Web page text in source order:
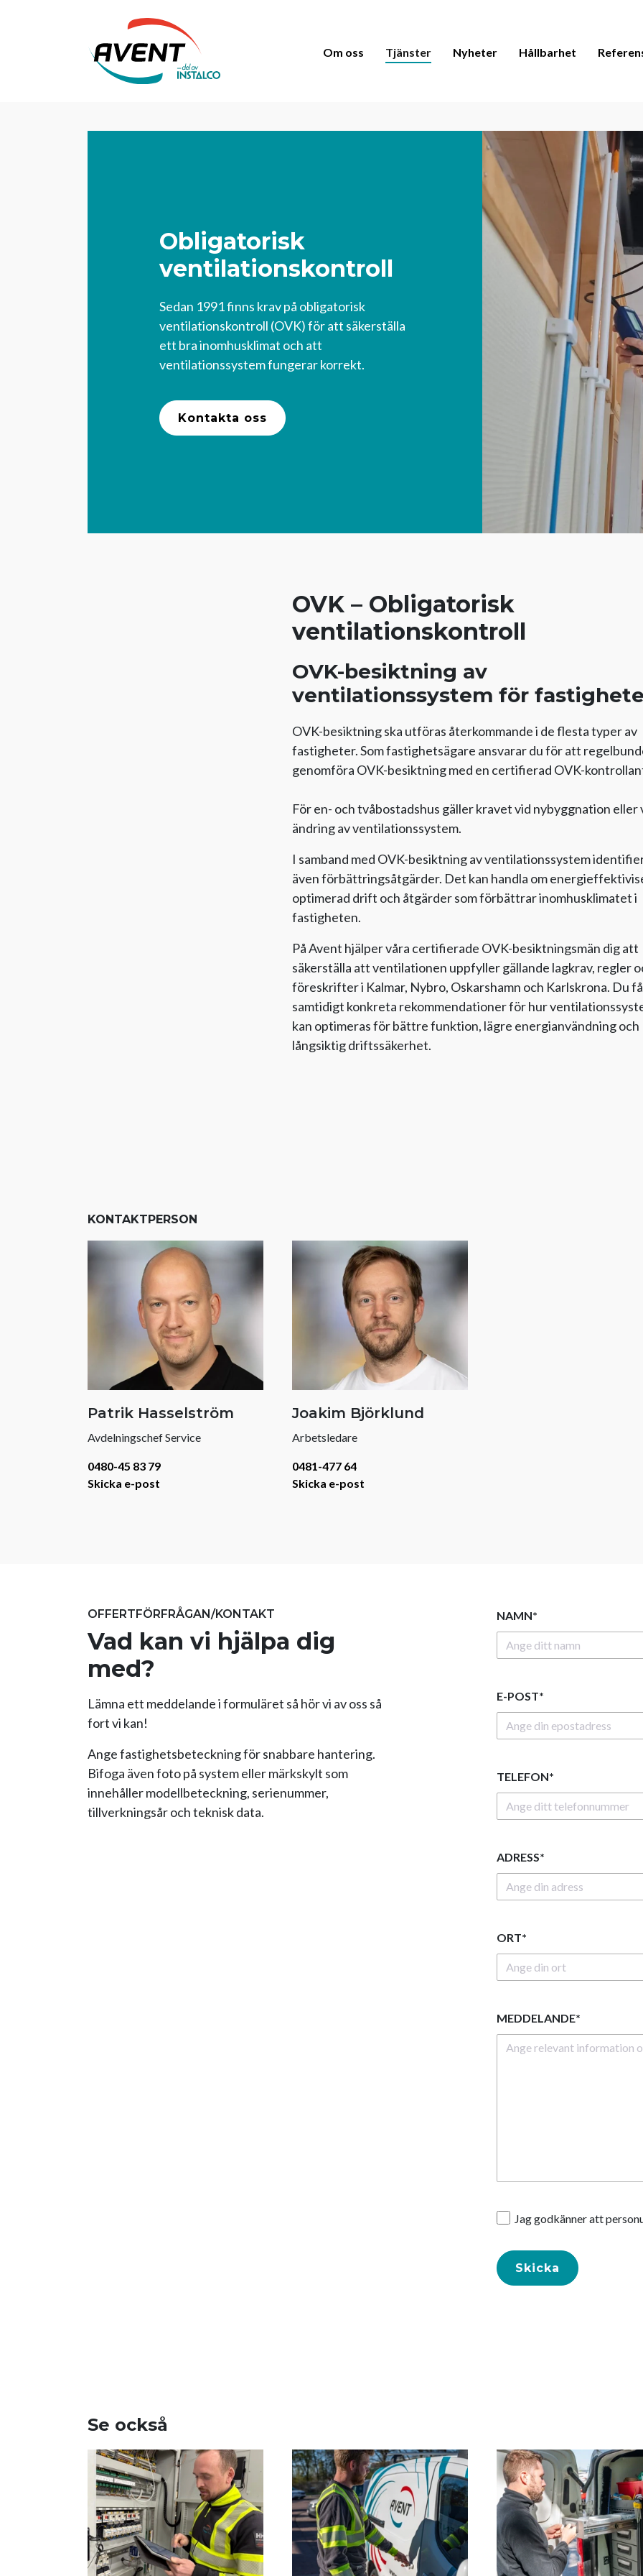
Om oss Tjänster Nyheter Hållbarhet
Obligatorisk
ventilationskontroll
Sedan 1991 finns krav på obligatorisk
ventilationskontroll (OVK) för att säkerställa
ett bra inomhusklimat och att
ventilationssystem fungerar korrekt.
Kontakta oss
OVK – Obligatorisk
ventilationskontroll
OVK-besiktning av
ventilationssystem för
OVK-besiktning ska utföras återkommande i de flesta typer av
fastigheter. Som fastighetsägare ansvarar du för att
genomföra OVK-besiktning med en certifierad OVK-
För en- och tvåbostadshus gäller kravet vid nybyggnation eller
ändring av ventilationssystem.
I samband med OVK-besiktning av ventilationssystem
även förbättringsåtgärder. Det kan handla om
optimerad drift och åtgärder som förbättrar inomhusklimatet i
fastigheten.
På Avent hjälper våra certifierade OVK-besiktningsmän dig att
säkerställa att ventilationen uppfyller gällande lagkrav, regler
föreskrifter i Kalmar, Nybro, Oskarshamn och Karlskrona. Du
samtidigt konkreta rekommendationer för hur
kan optimeras för bättre funktion, lägre energianvändning och
långsiktig driftssäkerhet.
KONTAKTPERSON
Patrik Hasselström
Avdelningschef Service
0480-45 83 79
Skicka e-post
Joakim Björklund
Arbetsledare
0481-477 64
Skicka e-post
OFFERTFÖRFRÅGAN/KONTAKT
Vad kan vi hjälpa dig
med?
Lämna ett meddelande i formuläret så hör vi av oss så
fort vi kan!
Ange fastighetsbeteckning för snabbare hantering.
Bifoga även foto på system eller märkskylt som
innehåller modellbeteckning, serienummer,
tillverkningsår och teknisk data.
NAMN*
E-POST*
TELEFON*
ADRESS*
ORT*
MEDDELANDE*
Jag godkänner att
Skicka
Se också